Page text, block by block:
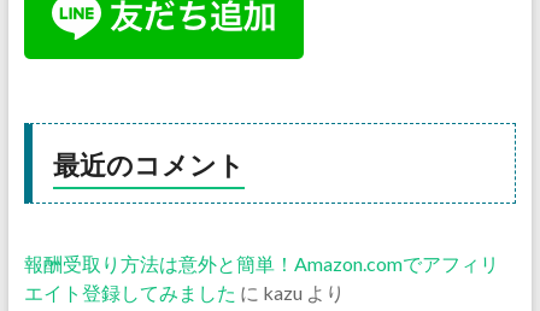
最近のコメント
報酬受取り方法は意外と簡単！Amazon.comでアフィリ
エイト登録してみました に kazu より